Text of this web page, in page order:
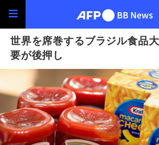
世界を席巻するブラジル食品
要が後押し